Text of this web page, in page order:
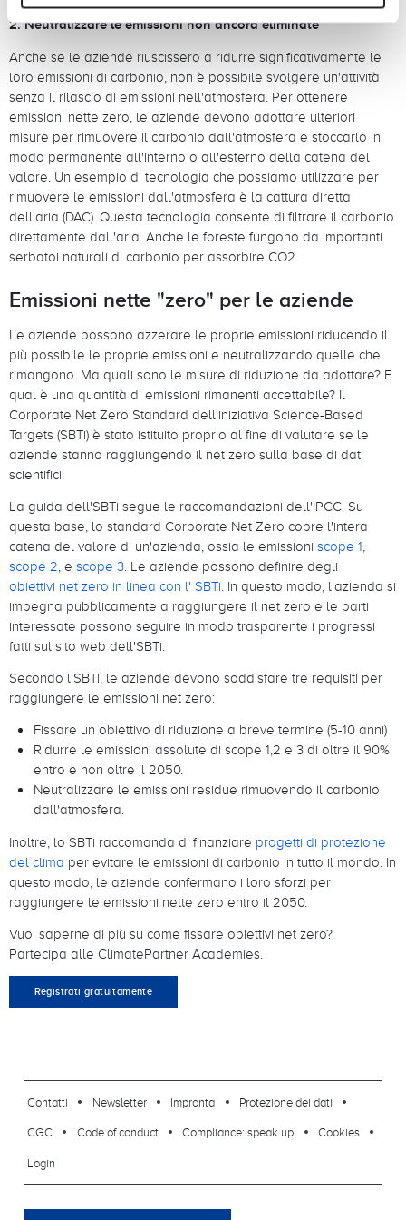
2. Neutralizzare le emissioni non ancora eliminate
Anche se le aziende riuscissero a ridurre significativamente le
loro emissioni di carbonio, non è possibile svolgere un'attività
senza il rilascio di emissioni nell'atmosfera. Per ottenere
emissioni nette zero, le aziende devono adottare ulteriori
misure per rimuovere il carbonio dall'atmosfera e stoccarlo in
modo permanente all'interno o all'esterno della catena del
valore. Un esempio di tecnologia che possiamo utilizzare per
rimuovere le emissioni dall'atmosfera è la cattura diretta
dell'aria (DAC). Questa tecnologia consente di filtrare il carbonio
direttamente dall'aria. Anche le foreste fungono da importanti
serbatoi naturali di carbonio per assorbire CO2.
Emissioni nette "zero" per le aziende
Le aziende possono azzerare le proprie emissioni riducendo il
più possibile le proprie emissioni e neutralizzando quelle che
rimangono. Ma quali sono le misure di riduzione da adottare? E
qual è una quantità di emissioni rimanenti accettabile? Il
Corporate Net Zero Standard dell'iniziativa Science-Based
Targets (SBTi) è stato istituito proprio al fine di valutare se le
aziende stanno raggiungendo il net zero sulla base di dati
scientifici.
La guida dell'SBTi segue le raccomandazioni dell'IPCC. Su
questa base, lo standard Corporate Net Zero copre l'intera
catena del valore di un'azienda, ossia le emissioni scope 1,
scope 2, e scope 3. Le aziende possono definire degli
obiettivi net zero in linea con l' SBTi. In questo modo, l'azienda si
impegna pubblicamente a raggiungere il net zero e le parti
interessate possono seguire in modo trasparente i progressi
fatti sul sito web dell'SBTi.
Secondo l'SBTi, le aziende devono soddisfare tre requisiti per
raggiungere le emissioni net zero:
Fissare un obiettivo di riduzione a breve termine (5-10 anni)
Ridurre le emissioni assolute di scope 1,2 e 3 di oltre il 90%
entro e non oltre il 2050.
Neutralizzare le emissioni residue rimuovendo il carbonio
dall'atmosfera.
Inoltre, lo SBTi raccomanda di finanziare progetti di protezione
del clima per evitare le emissioni di carbonio in tutto il mondo. In
questo modo, le aziende confermano i loro sforzi per
raggiungere le emissioni nette zero entro il 2050.
Vuoi saperne di più su come fissare obiettivi net zero?
Partecipa alle ClimatePartner Academies.
Registrati gratuitamente
Contatti Newsletter Impronta
Protezione dei dati
CGC
Code of conduct Compliance: speak up
Cookies
Login